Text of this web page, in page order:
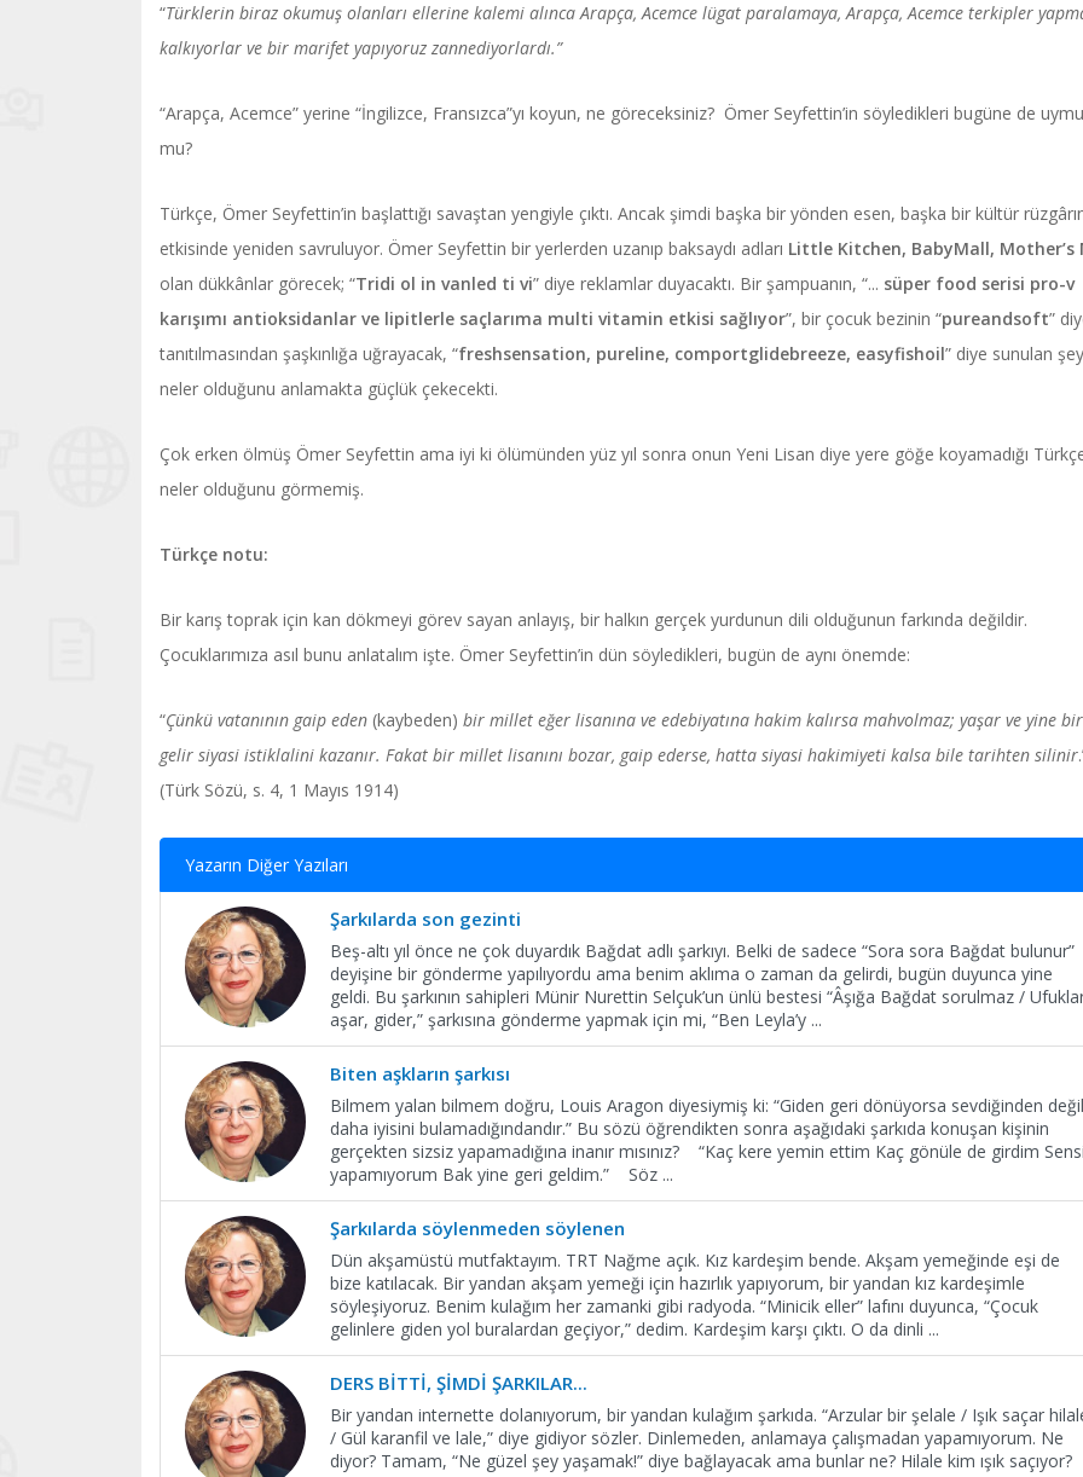
“Türklerin biraz okumuş olanları ellerine kalemi alınca Arapça, Acemce lügat paralamaya, Arapça, Acemce terkipler
kalkıyorlar ve bir marifet yapıyoruz zannediyorlardı.”
“Arapça, Acemce” yerine “İngilizce, Fransızca”yı koyun, ne göreceksiniz? Ömer Seyfettin’in söyledikleri bugüne de
mu?
Türkçe, Ömer Seyfettin’in başlattığı savaştan yengiyle çıktı. Ancak şimdi başka bir yönden esen, başka bir kültür
etkisinde yeniden savruluyor. Ömer Seyfettin bir yerlerden uzanıp baksaydı adları Little Kitchen, BabyMall, Mother’s
olan dükkânlar görecek; “Tridi ol in vanled ti vi” diye reklamlar duyacaktı. Bir şampuanın, “... süper food serisi pro-v
karışımı antioksidanlar ve lipitlerle saçlarıma multi vitamin etkisi sağlıyor”, bir çocuk bezinin “pureandsoft”
tanıtılmasından şaşkınlığa uğrayacak, “freshsensation, pureline, comportglidebreeze, easyfishoil” diye sunulan
neler olduğunu anlamakta güçlük çekecekti.
Çok erken ölmüş Ömer Seyfettin ama iyi ki ölümünden yüz yıl sonra onun Yeni Lisan diye yere göğe koyamadığı
neler olduğunu görmemiş.
Türkçe notu:
Bir karış toprak için kan dökmeyi görev sayan anlayış, bir halkın gerçek yurdunun dili olduğunun farkında değildir.
Çocuklarımıza asıl bunu anlatalım işte. Ömer Seyfettin’in dün söyledikleri, bugün de aynı önemde:
“Çünkü vatanının gaip eden (kaybeden) bir millet eğer lisanına ve edebiyatına hakim kalırsa mahvolmaz; yaşar ve yine
gelir siyasi istiklalini kazanır. Fakat bir millet lisanını bozar, gaip ederse, hatta siyasi hakimiyeti kalsa bile tarihten silinir
(Türk Sözü, s. 4, 1 Mayıs 1914)
Yazarın Diğer Yazıları
Şarkılarda son gezinti
Beş-altı yıl önce ne çok duyardık Bağdat adlı şarkıyı. Belki de sadece “Sora sora Bağdat bulunur”
deyişine bir gönderme yapılıyordu ama benim aklıma o zaman da gelirdi, bugün duyunca yine
geldi. Bu şarkının sahipleri Münir Nurettin Selçuk’un ünlü bestesi “Âşığa Bağdat sorulmaz /
aşar, gider,” şarkısına gönderme yapmak için mi, “Ben Leyla’y ...
Biten aşkların şarkısı
Bilmem yalan bilmem doğru, Louis Aragon diyesiymiş ki: “Giden geri dönüyorsa sevdiğinden
daha iyisini bulamadığındandır.” Bu sözü öğrendikten sonra aşağıdaki şarkıda konuşan kişinin
gerçekten sizsiz yapamadığına inanır mısınız? “Kaç kere yemin ettim Kaç gönüle de girdim
yapamıyorum Bak yine geri geldim.” Söz ...
Şarkılarda söylenmeden söylenen
Dün akşamüstü mutfaktayım. TRT Nağme açık. Kız kardeşim bende. Akşam yemeğinde eşi de
bize katılacak. Bir yandan akşam yemeği için hazırlık yapıyorum, bir yandan kız kardeşimle
söyleşiyoruz. Benim kulağım her zamanki gibi radyoda. “Minicik eller” lafını duyunca, “Çocuk
gelinlere giden yol buralardan geçiyor,” dedim. Kardeşim karşı çıktı. O da dinli ...
DERS BİTTİ, ŞİMDİ ŞARKILAR...
Bir yandan internette dolanıyorum, bir yandan kulağım şarkıda. “Arzular bir şelale / Işık saçar
/ Gül karanfil ve lale,” diye gidiyor sözler. Dinlemeden, anlamaya çalışmadan yapamıyorum. Ne
diyor? Tamam, “Ne güzel şey yaşamak!” diye bağlayacak ama bunlar ne? Hilale kim ışık saçıyor?